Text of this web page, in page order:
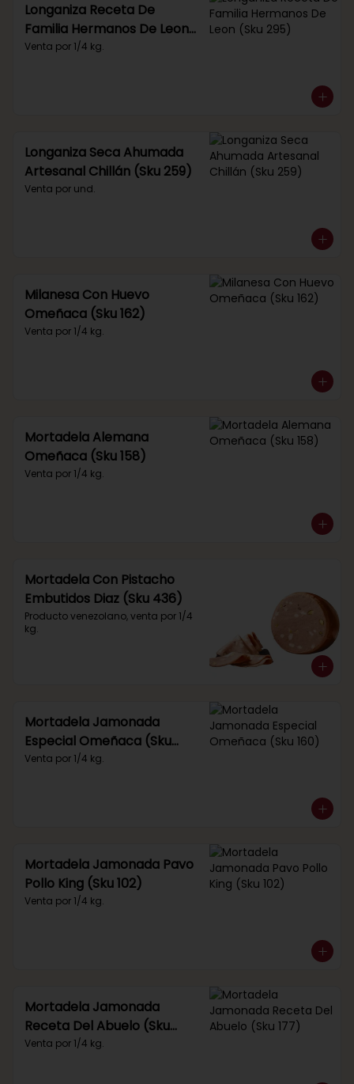
Longaniza Receta De
Familia Hermanos De Leon
(Sku 295)
Venta por 1/4 kg.
Longaniza Seca Ahumada
Artesanal Chillán (Sku 259)
Venta por und.
Milanesa Con Huevo
Omeñaca (Sku 162)
Venta por 1/4 kg.
Mortadela Alemana
Omeñaca (Sku 158)
Venta por 1/4 kg.
Mortadela Con Pistacho
Embutidos Diaz (Sku 436)
Producto venezolano, venta por 1/4
kg.
Mortadela Jamonada
Especial Omeñaca (Sku
160)
Venta por 1/4 kg.
Mortadela Jamonada Pavo
Pollo King (Sku 102)
Venta por 1/4 kg.
Mortadela Jamonada
Receta Del Abuelo (Sku
177)
Venta por 1/4 kg.